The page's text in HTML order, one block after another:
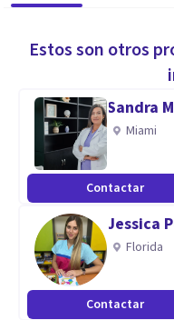
Estos son otros
Sandra
Miami
Contactar
Jessica
Florida
Contactar